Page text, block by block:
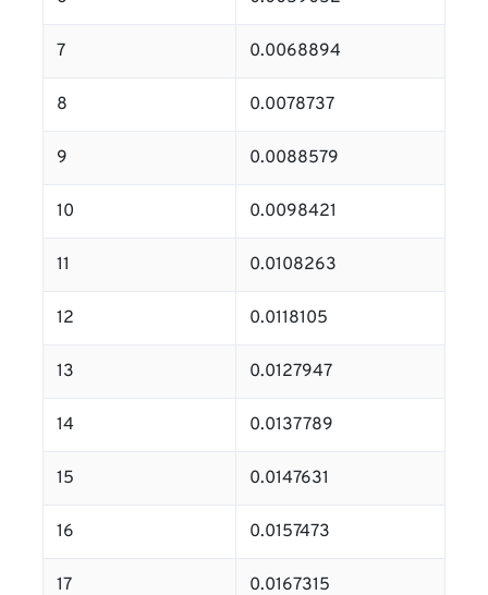
7 0.0068894
8 0.0078737
9 0.0088579
10 0.0098421
11 0.0108263
12 0.0118105
13 0.0127947
14 0.0137789
15 0.0147631
16 0.0157473
17 0.0167315